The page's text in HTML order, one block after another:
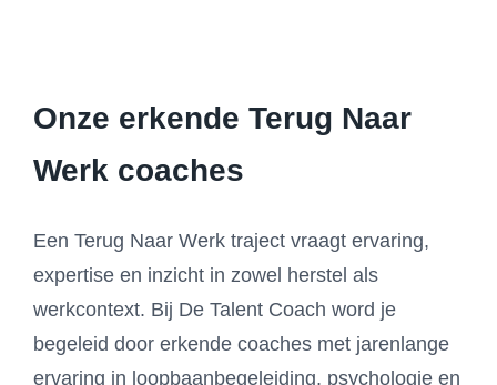
Onze erkende Terug Naar
Werk coaches
Een Terug Naar Werk traject vraagt ervaring,
expertise en inzicht in zowel herstel als
werkcontext. Bij De Talent Coach word je
begeleid door erkende coaches met jarenlange
ervaring in loopbaanbegeleiding, psychologie en